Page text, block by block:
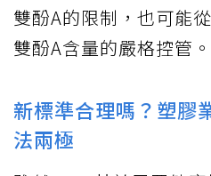
雙酚A的限制，也可能
雙酚A含量的嚴格控管。
新標準合理嗎？塑膠
法兩極